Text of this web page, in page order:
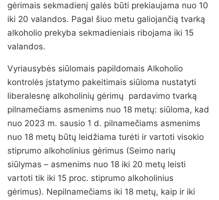
gėrimais sekmadienį galės būti prekiaujama nuo 10
iki 20 valandos. Pagal šiuo metu galiojančią tvarką
alkoholio prekyba sekmadieniais ribojama iki 15
valandos.
Vyriausybės siūlomais papildomais Alkoholio
kontrolės įstatymo pakeitimais siūloma nustatyti
liberalesnę alkoholinių gėrimų pardavimo tvarką
pilnamečiams asmenims nuo 18 metų: siūloma, kad
nuo 2023 m. sausio 1 d. pilnamečiams asmenims
nuo 18 metų būtų leidžiama turėti ir vartoti visokio
stiprumo alkoholinius gėrimus (Seimo narių
siūlymas – asmenims nuo 18 iki 20 metų leisti
vartoti tik iki 15 proc. stiprumo alkoholinius
gėrimus). Nepilnamečiams iki 18 metų, kaip ir iki